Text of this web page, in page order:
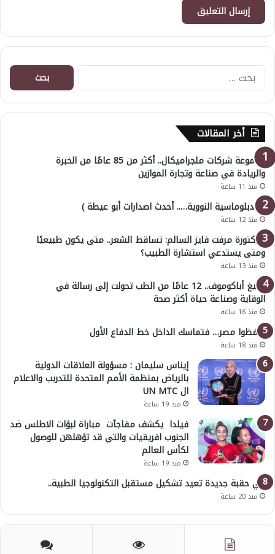
البحث
عن:
أخر المقالات
مجموعة شركات ملجراميكال.. أكثر من 85 عامًا من الخبرة
والريادة في صناعة وتجارة الموازين
منذ 11 ساعة
( الدبلوماسية النووية….. أحدث اصدارات أبو عيطة )
منذ 12 ساعة
الدكتورة مرفت فايز السالم: تساقط الشعر.. متى يكون طبيعيًا
ومتى يستدعي استشارة الطبيب؟
منذ 13 ساعة
أوليغ أباكوموف.. 12 عامًا من الطب تحولت إلى رسالة في
الوقاية وصناعة حياة أكثر صحة
منذ 16 ساعة
احفظوا مصر… فتماسك الداخل خط الدفاع الأول
منذ 18 ساعة
إيناس سليمان : مسؤولة العلاقات الدولية
بالرياض بمنظمة الأمم المتحدة للتدريب والاعلام
ال UN MTC
منذ 19 ساعة
فيلدا يكشف مفاجآت مباراة لبؤات الاطلس ضد
الجنوب افريقيات والتي قد تؤهلهن للوصول
لكأس العالم
منذ 19 ساعة
في حقبة جديدة تعيد تشكيل مستقبل التكنولوجيا الطبية..
منذ 20 ساعة